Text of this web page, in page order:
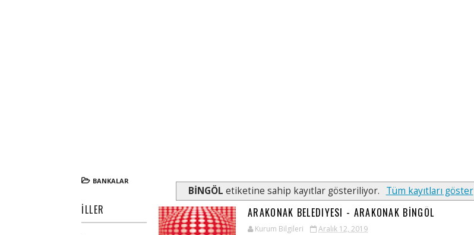
BANKALAR
İLLER
BİNGÖL etiketine sahip kayıtlar gösteriliyor. Tüm kayıtları göster
ARAKONAK BELEDIYESI - ARAKONAK BİNGÖL
Kurum Bilgileri Aralık 12, 2019